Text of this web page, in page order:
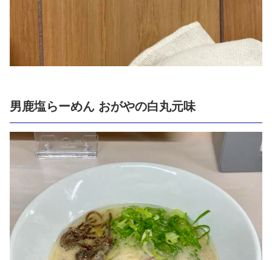
男鹿塩らーめん おがやの白丸元味